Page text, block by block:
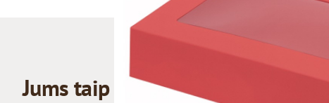
Jums taip pat gali patikti